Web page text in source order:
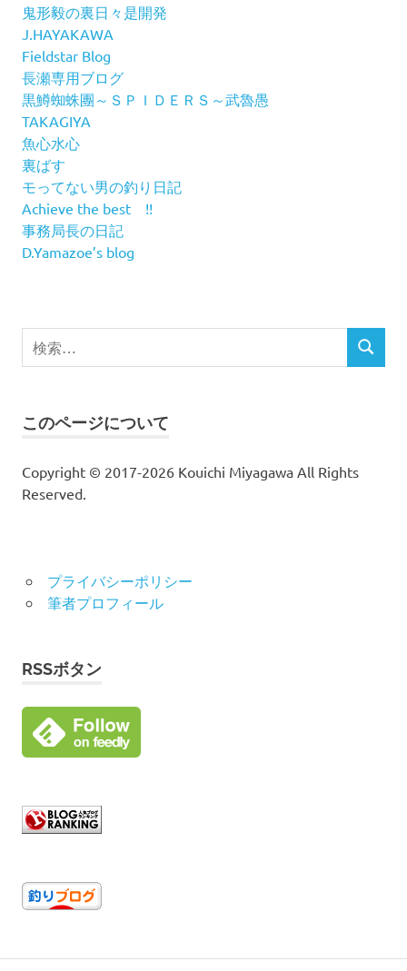
鬼形毅の裏日々是開発
J.HAYAKAWA
Fieldstar Blog
長瀬専用ブログ
黒鱒蜘蛛團～ＳＰＩＤＥＲＳ～武魯愚
TAKAGIYA
魚心水心
裏ばす
モってない男の釣り日記
Achieve the best !!
事務局長の日記
D.Yamazoe’s blog
検
索
検
このページについて
Copyright © 2017-2026 Kouichi Miyagawa All Rights
Reserved.
プライバシーポリシー
筆者プロフィール
RSSボタン